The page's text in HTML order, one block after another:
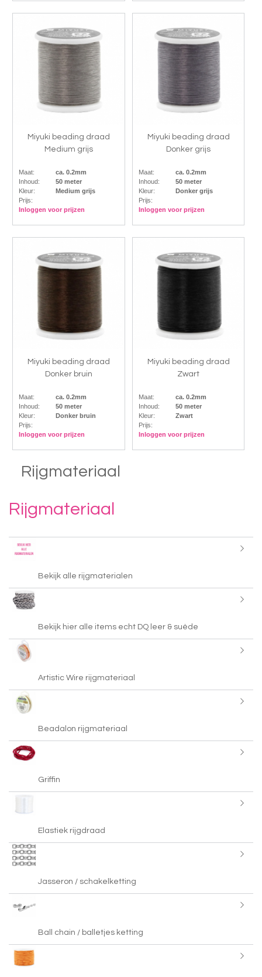
Miyuki beading draad
Medium grijs
Maat:
ca. 0.2mm
Inhoud:
50 meter
Kleur:
Medium grijs
Prijs:
Inloggen voor prijzen
Miyuki beading draad
Donker grijs
Maat:
ca. 0.2mm
Inhoud:
50 meter
Kleur:
Donker grijs
Prijs:
Inloggen voor prijzen
Miyuki beading draad
Donker bruin
Maat:
ca. 0.2mm
Inhoud:
50 meter
Kleur:
Donker bruin
Prijs:
Inloggen voor prijzen
Miyuki beading draad
Zwart
Maat:
ca. 0.2mm
Inhoud:
50 meter
Kleur:
Zwart
Prijs:
Inloggen voor prijzen
Rijgmateriaal
Rijgmateriaal
Bekijk alle rijgmaterialen
Bekijk hier alle items echt DQ leer & suède
Artistic Wire rijgmateriaal
Beadalon rijgmateriaal
Griffin
Elastiek rijgdraad
Jasseron / schakelketting
Ball chain / balletjes ketting